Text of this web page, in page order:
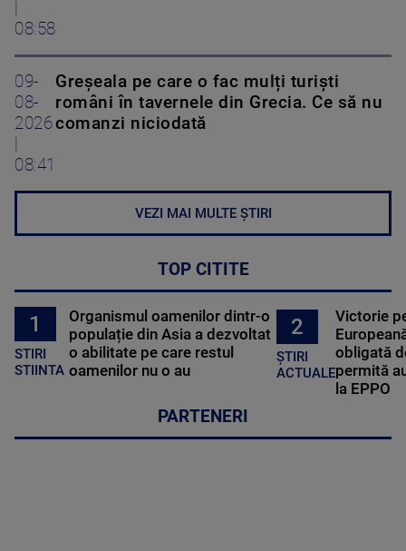
08:58
09-
08-
2026
08:41
Greșeala pe care o fac mulți turiști
români în tavernele din Grecia. Ce să nu
comanzi niciodată
VEZI MAI MULTE ȘTIRI
TOP CITITE
1
STIRI
STIINTA
Organismul oamenilor dintr-o
populație din Asia a dezvoltat
o abilitate pe care restul
oamenilor nu o au
2
ȘTIRI
ACTUALE
Victorie
obligată
permită
la EPPO
PARTENERI